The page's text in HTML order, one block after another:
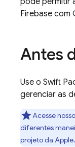
Firebase com
Antes
Use o Swift
gerenciar as
Acesse nosso
diferentes
projeto da Apple.